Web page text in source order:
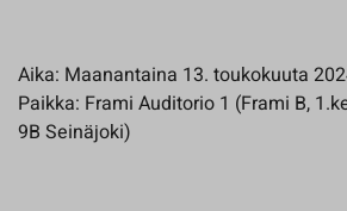
Aika: Maanantaina 13. toukokuuta
Paikka: Frami Auditorio 1 (Frami B,
9B Seinäjoki)